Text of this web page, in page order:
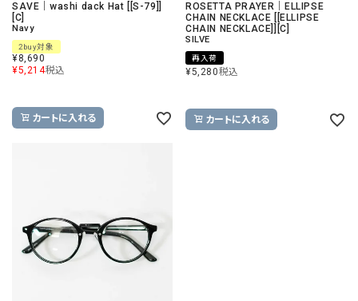
SAVE｜washi dack Hat [[S-79]]
[C]
Navy
2buy対象
¥8,690
¥5,214税込
カートに入れる
ROSETTA PRAYER｜ELLIPSE
CHAIN NECKLACE [[ELLIPSE
CHAIN NECKLACE]][C]
SILVE
再入荷
¥5,280税込
カートに入れる